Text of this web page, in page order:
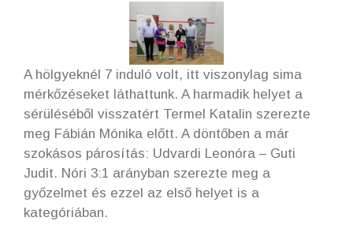
A hölgyeknél 7 induló volt, itt viszonylag sima
mérkőzéseket láthattunk. A harmadik helyet a
sérüléséből visszatért Termel Katalin szerezte
meg Fábián Mónika előtt. A döntőben a már
szokásos párosítás: Udvardi Leonóra – Guti
Judit. Nóri 3:1 arányban szerezte meg a
győzelmet és ezzel az első helyet is a
kategóriában.